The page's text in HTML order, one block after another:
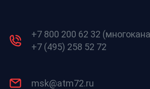
+7 800 200 62 32
+7 (495) 258 52 72
msk@atm72.ru